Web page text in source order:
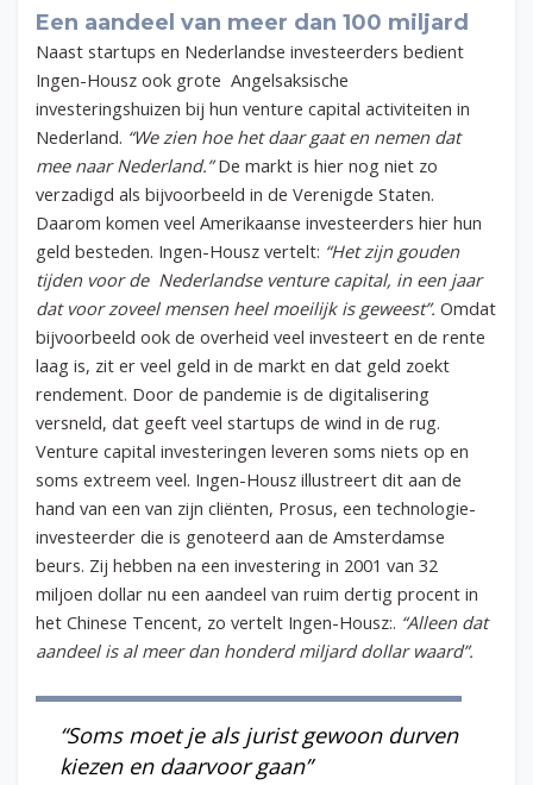
Een aandeel van meer dan 100 miljard
Naast startups en Nederlandse investeerders bedient
Ingen-Housz ook grote Angelsaksische
investeringshuizen bij hun venture capital activiteiten in
Nederland. “We zien hoe het daar gaat en nemen dat
mee naar Nederland.”De markt is hier nog niet zo
verzadigd als bijvoorbeeld in de Verenigde Staten.
Daarom komen veel Amerikaanse investeerders hier hun
geld besteden. Ingen-Housz vertelt: “Het zijn gouden
tijden voor de Nederlandse venture capital, in een jaar
dat voor zoveel mensen heel moeilijk is geweest”. Omdat
bijvoorbeeld ook de overheid veel investeert en de rente
laag is, zit er veel geld in de markt en dat geld zoekt
rendement. Door de pandemie is de digitalisering
versneld, dat geeft veel startups de wind in de rug.
Venture capital investeringen leveren soms niets op en
soms extreem veel. Ingen-Housz illustreert dit aan de
hand van een van zijn cliënten, Prosus, een technologie-
investeerder die is genoteerd aan de Amsterdamse
beurs. Zij hebben na een investering in 2001 van 32
miljoen dollar nu een aandeel van ruim dertig procent in
het Chinese Tencent, zo vertelt Ingen-Housz:. “Alleen dat
aandeel is al meer dan honderd miljard dollar waard”.
“Soms moet je als jurist gewoon durven
kiezen en daarvoor gaan”